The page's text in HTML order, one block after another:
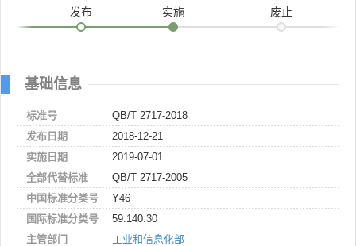
发布 实施 废止
基础信息
标准号
QB/T 2717-2018
发布日期
2018-12-21
实施日期
2019-07-01
全部代替标准
QB/T 2717-2005
中国标准分类号
Y46
国际标准分类号
59.140.30
主管部门
工业和信息化部